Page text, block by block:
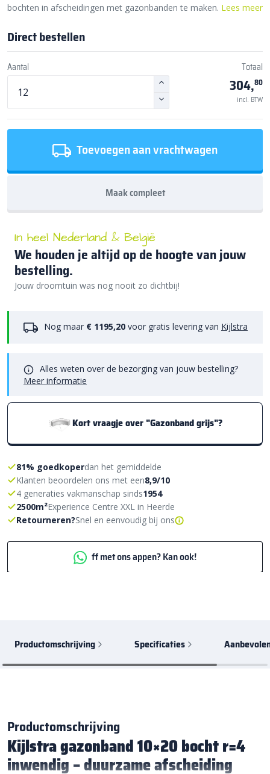
bochten in afscheidingen met gazonbanden te maken. Lees meer
Direct bestellen
Aantal Totaal
304,80
incl. BTW
Toevoegen aan vrachtwagen
Maak compleet
In heel Nederland & België
We houden je altijd op de hoogte van jouw
bestelling.
Jouw droomtuin was nog nooit zo dichtbij!
Nog maar € 1195,20 voor gratis levering van Kijlstra
Alles weten over de bezorging van jouw bestelling?
Meer informatie
Kort vraagje over "Gazonband grijs"?
81% goedkoperdan het gemiddelde
Klanten beoordelen ons met een8,9/10
4 generaties vakmanschap sinds1954
2500m²Experience Centre XXL in Heerde
Retourneren?Snel en eenvoudig bij ons
ff met ons appen? Kan ook!
Productomschrijving Specificaties
Productomschrijving
Kijlstra gazonband 10×20 bocht r=4
inwendig – duurzame afscheiding